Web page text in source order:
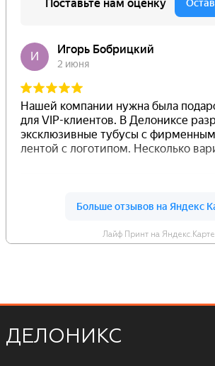
Лайф Принт на Яндекс.Карте
ДЕЛОНИКС